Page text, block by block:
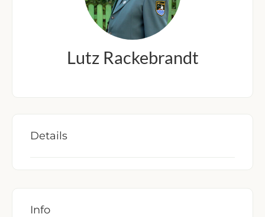
Lutz Rackebrandt
Details
Info